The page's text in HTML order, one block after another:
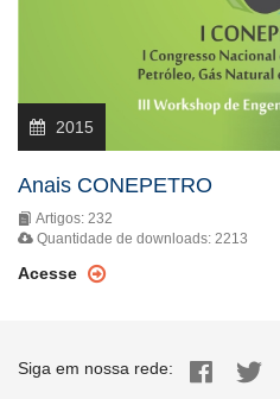
2015
Anais CONEPETRO
Artigos: 232
Quantidade de downloads: 2213
Acesse
Siga em nossa rede: